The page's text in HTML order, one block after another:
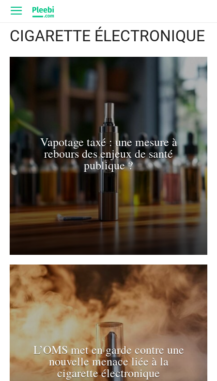
CIGARETTE ÉLECTRONIQUE
Vapotage taxé : une mesure à
rebours des enjeux de santé
publique ?
L’OMS met en garde contre une
nouvelle menace liée à la
cigarette électronique